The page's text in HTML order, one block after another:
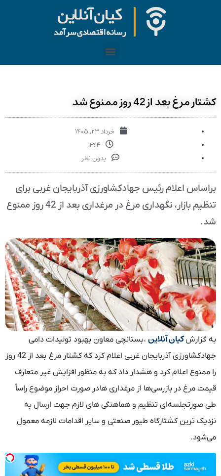
کشتار مرغ بعد از 42 روز ممنوع شد
خرداد ۲۳, ۱۴۰۵
۱۳:۱۴
بدون نظر
براساس اعلام رئیس جهادکشاورزی آذربایجان غربی برای
تنظیم بازار، نگهداری مرغ در مرغداری بعد از 42 روز ممنوع
شد.
به گزارشکیان آنلاین ، بستانچی معاون بهبود تولیدات دامی
جهادکشاورزی آذربایجان غربی اعلام کرد که کشتار مرغ بعد از 42 روز
را ممنوع اعلام کرد و هشدار داد که به منظور افزایش غیر متعارف
قیمت مرغ در بازرسی‌ها از مرغداری ها در صورت احراز موضوع راساً
طی صورتجلسه‌ای تنظیم و هماهنگی های لازم جهت ارسال به
نزدیک ترین کشتارگاه طیور صنعتی و سایر اقدامات لازمه معمول
می‌شود.